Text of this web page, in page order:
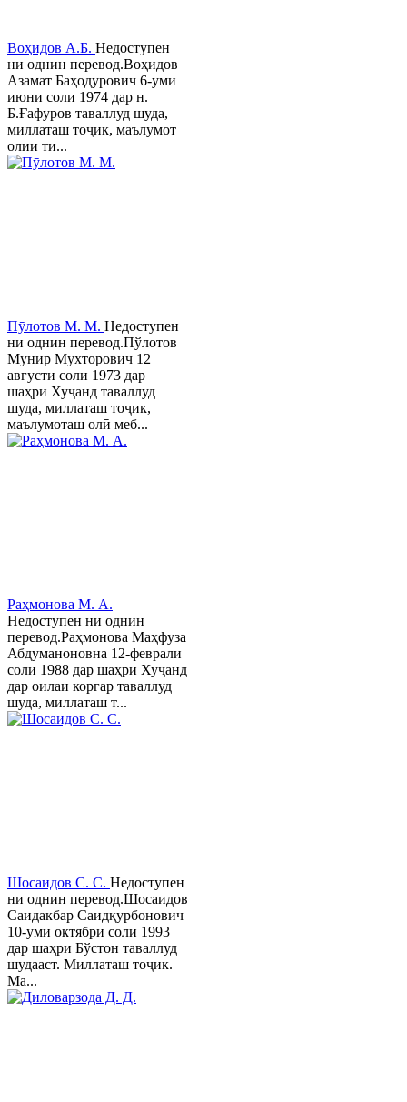
Воҳидов А.Б. Недоступен
ни однин перевод.Воҳидов
Азамат Баҳодурович 6-уми
июни соли 1974 дар н.
Б.Ғафуров таваллуд шуда,
миллаташ тоҷик, маълумот
олии ти...
Пӯлотов М. М. Недоступен
ни однин перевод.Пўлотов
Мунир Мухторович 12
августи соли 1973 дар
шаҳри Хуҷанд таваллуд
шуда, миллаташ тоҷик,
маълумоташ олӣ меб...
Раҳмонова М. А.
Недоступен ни однин
перевод.Раҳмонова Маҳфуза
Абдуманоновна 12-феврали
соли 1988 дар шаҳри Хуҷанд
дар оилаи коргар таваллуд
шуда, миллаташ т...
Шосаидов С. С. Недоступен
ни однин перевод.Шосаидов
Саидакбар Саидқурбонович
10-уми октябри соли 1993
дар шаҳри Бўстон таваллуд
шудааст. Миллаташ тоҷик.
Ма...